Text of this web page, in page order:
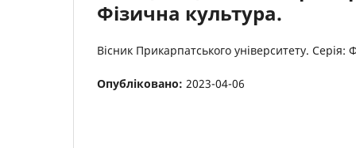
Фізична культура.
Вісник Прикарпатського університету.
Опубліковано: 2023-04-06